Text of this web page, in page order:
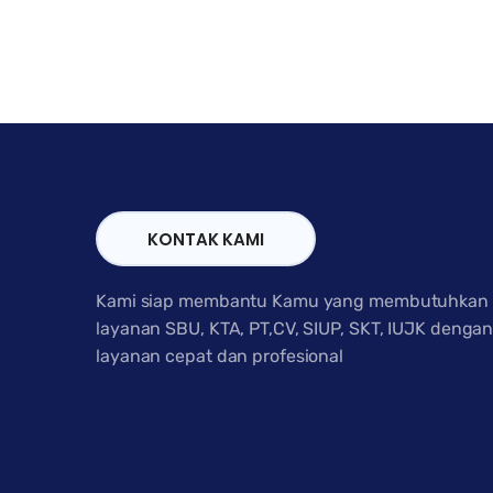
KONTAK KAMI
Kami siap membantu Kamu yang membutuhkan
layanan SBU, KTA, PT,CV, SIUP, SKT, IUJK dengan
layanan cepat dan profesional